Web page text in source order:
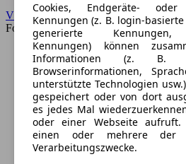
VW
Forum
Cookies, Endgeräte-
Kennungen (z. B. login-
generierte Kennungen,
Kennungen) können
Informationen (z. B.
Browserinformationen,
unterstützte Technologien
gespeichert oder von dort
es jedes Mal
oder einer Webseite
einen oder mehrere der
Verarbeitungszwecke.